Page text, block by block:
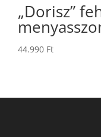
„Dorisz”
44.990 Ft